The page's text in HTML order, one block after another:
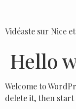
Vidéaste sur Nice
Hello
Welcome to
delete it, then